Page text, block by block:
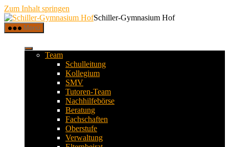
Zum Inhalt springen
Schiller-Gymnasium Hof
Menü
Team
Schulleitung
Kollegium
SMV
Tutoren-Team
Nachhilfebörse
Beratung
Fachschaften
Oberstufe
Verwaltung